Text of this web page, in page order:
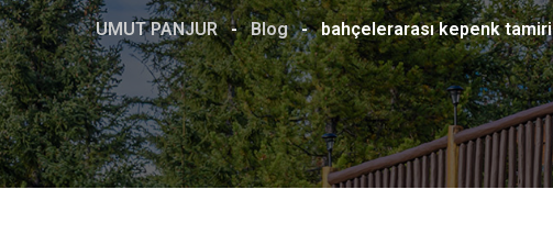
UMUT PANJUR - Blog - bahçelerarası kepenk tamiri